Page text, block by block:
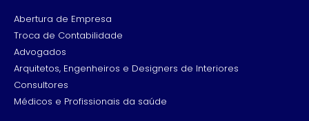
Abertura de Empresa
Troca de Contabilidade
Advogados
Arquitetos, Engenheiros e Designers de Interiores
Consultores
Médicos e Profissionais da saúde